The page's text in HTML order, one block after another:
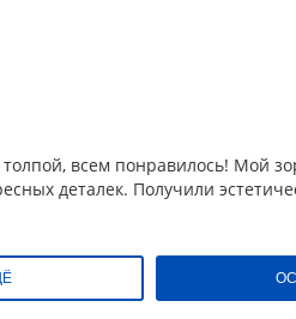
всем понравилось! Мой
деталек. Получили